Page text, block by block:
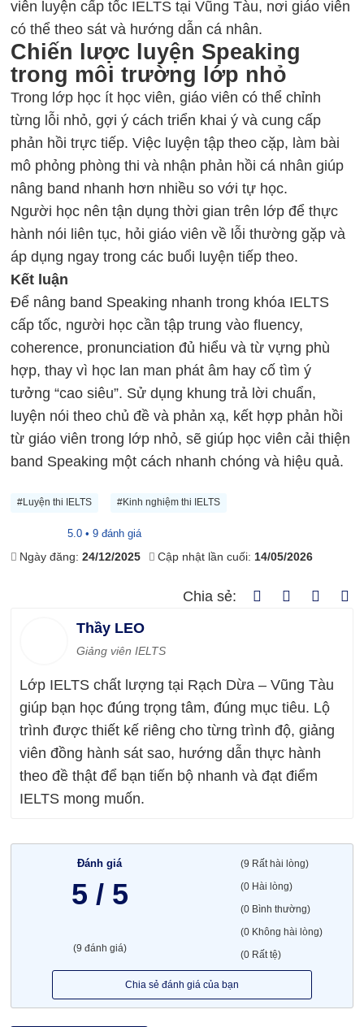
viên luyện cấp tốc IELTS tại Vũng Tàu, nơi giáo viên
có thể theo sát và hướng dẫn cá nhân.
Chiến lược luyện Speaking
trong môi trường lớp nhỏ
Trong lớp học ít học viên, giáo viên có thể chỉnh
từng lỗi nhỏ, gợi ý cách triển khai ý và cung cấp
phản hồi trực tiếp. Việc luyện tập theo cặp, làm bài
mô phỏng phòng thi và nhận phản hồi cá nhân giúp
nâng band nhanh hơn nhiều so với tự học.
Người học nên tận dụng thời gian trên lớp để thực
hành nói liên tục, hỏi giáo viên về lỗi thường gặp và
áp dụng ngay trong các buổi luyện tiếp theo.
Kết luận
Để nâng band Speaking nhanh trong khóa IELTS
cấp tốc, người học cần tập trung vào fluency,
coherence, pronunciation đủ hiểu và từ vựng phù
hợp, thay vì học lan man phát âm hay cố tìm ý
tưởng “cao siêu”. Sử dụng khung trả lời chuẩn,
luyện nói theo chủ đề và phản xạ, kết hợp phản hồi
từ giáo viên trong lớp nhỏ, sẽ giúp học viên cải thiện
band Speaking một cách nhanh chóng và hiệu quả.
#Luyện thi IELTS #Kinh nghiệm thi IELTS
5.0 • 9 đánh giá
Ngày đăng:24/12/2025 Cập nhật lần cuối: 14/05/2026
Chia sẻ:
Thầy LEO
Giảng viên IELTS
Lớp IELTS chất lượng tại Rạch Dừa – Vũng Tàu
giúp bạn học đúng trọng tâm, đúng mục tiêu. Lộ
trình được thiết kế riêng cho từng trình độ, giảng
viên đồng hành sát sao, hướng dẫn thực hành
theo đề thật để bạn tiến bộ nhanh và đạt điểm
IELTS mong muốn.
Đánh giá
5 / 5
(9 đánh giá)
(9 Rất hài lòng)
(0 Hài lòng)
(0 Bình thường)
(0 Không hài lòng)
(0 Rất tệ)
Chia sẻ đánh giá của bạn